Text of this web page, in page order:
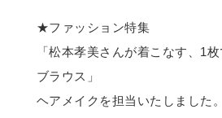
★ファッション特集
「松本孝美さんが着こなす、1
ブラウス」
ヘアメイクを担当いたしました。